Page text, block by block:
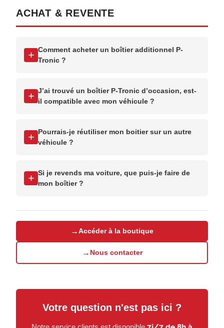
ACHAT & REVENTE
+ Comment acheter un boîtier additionnel P-
Tronic ?
+ J’ai trouvé un boîtier P-Tronic d’occasion, est-
il compatible avec mon véhicule ?
+ Pourrais-je réutiliser mon boitier sur un autre
véhicule ?
+ Si je revends ma voiture, que puis-je faire de
mon boîtier ?
→Accéder à la boutique
→ Nous contacter
Votre question n'est pas ici ?